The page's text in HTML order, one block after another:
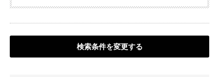
検索条件を変更する